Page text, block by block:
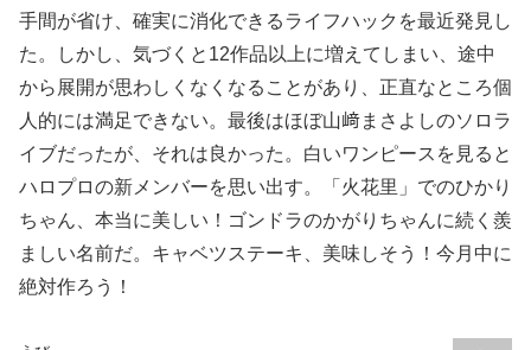
手間が省け、確実に消化できるライフハックを最近発見し
た。しかし、気づくと12作品以上に増えてしまい、途中
から展開が思わしくなくなることがあり、正直なところ個
人的には満足できない。最後はほぼ山﨑まさよしのソロラ
イブだったが、それは良かった。白いワンピースを見ると
ハロプロの新メンバーを思い出す。「火花里」でのひかり
ちゃん、本当に美しい！ゴンドラのかがりちゃんに続く羨
ましい名前だ。キャベツステーキ、美味しそう！今月中に
絶対作ろう！